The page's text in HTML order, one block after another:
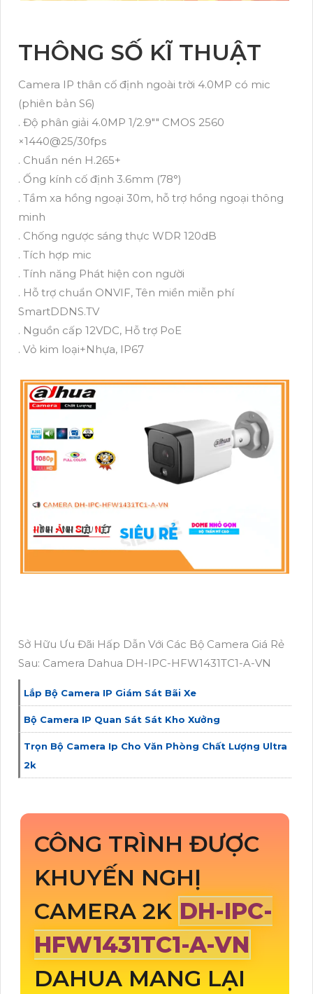
THÔNG SỐ KĨ THUẬT
Camera IP thân cố định ngoài trời 4.0MP có mic
(phiên bản S6)
. Độ phân giải 4.0MP 1/2.9"" CMOS 2560
×1440@25/30fps
. Chuẩn nén H.265+
. Ống kính cố định 3.6mm (78°)
. Tầm xa hồng ngoại 30m, hỗ trợ hồng ngoại thông
minh
. Chống ngược sáng thực WDR 120dB
. Tích hợp mic
. Tính năng Phát hiện con người
. Hỗ trợ chuẩn ONVIF, Tên miền miễn phí
SmartDDNS.TV
. Nguồn cấp 12VDC, Hỗ trợ PoE
. Vỏ kim loại+Nhựa, IP67
Sở Hữu Ưu Đãi Hấp Dẫn Với Các Bộ Camera Giá Rẻ
Sau: Camera Dahua DH-IPC-HFW1431TC1-A-VN
Lắp Bộ Camera IP Giám Sát Bãi Xe
Bộ Camera IP Quan Sát Sát Kho Xưởng
Trọn Bộ Camera Ip Cho Văn Phòng Chất Lượng Ultra
2k
CÔNG TRÌNH ĐƯỢC
KHUYẾN NGHỊ
CAMERA 2K DH-IPC-
HFW1431TC1-A-VN
DAHUA MANG LẠI